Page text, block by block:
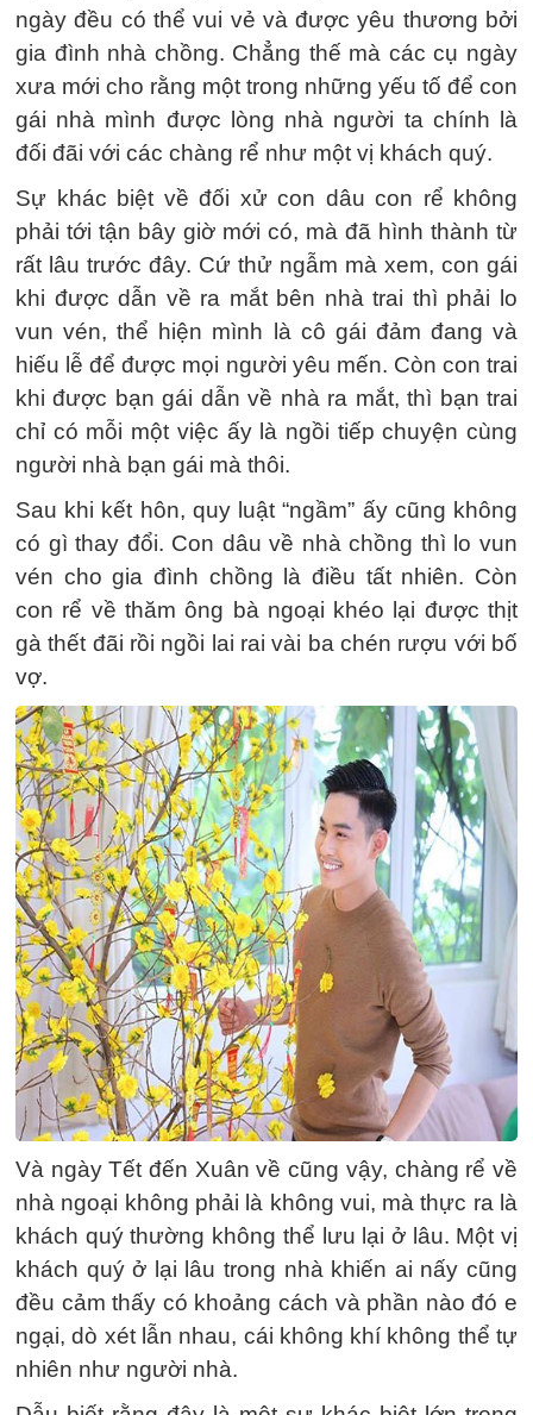
ngày đều có thể vui vẻ và được yêu thương bởi
gia đình nhà chồng. Chẳng thế mà các cụ ngày
xưa mới cho rằng một trong những yếu tố để con
gái nhà mình được lòng nhà người ta chính là
đối đãi với các chàng rể như một vị khách quý.
Sự khác biệt về đối xử con dâu con rể không
phải tới tận bây giờ mới có, mà đã hình thành từ
rất lâu trước đây. Cứ thử ngẫm mà xem, con gái
khi được dẫn về ra mắt bên nhà trai thì phải lo
vun vén, thể hiện mình là cô gái đảm đang và
hiếu lễ để được mọi người yêu mến. Còn con trai
khi được bạn gái dẫn về nhà ra mắt, thì bạn trai
chỉ có mỗi một việc ấy là ngồi tiếp chuyện cùng
người nhà bạn gái mà thôi.
Sau khi kết hôn, quy luật “ngầm” ấy cũng không
có gì thay đổi. Con dâu về nhà chồng thì lo vun
vén cho gia đình chồng là điều tất nhiên. Còn
con rể về thăm ông bà ngoại khéo lại được thịt
gà thết đãi rồi ngồi lai rai vài ba chén rượu với bố
vợ.
Và ngày Tết đến Xuân về cũng vậy, chàng rể về
nhà ngoại không phải là không vui, mà thực ra là
khách quý thường không thể lưu lại ở lâu. Một vị
khách quý ở lại lâu trong nhà khiến ai nấy cũng
đều cảm thấy có khoảng cách và phần nào đó e
ngại, dò xét lẫn nhau, cái không khí không thể tự
nhiên như người nhà.